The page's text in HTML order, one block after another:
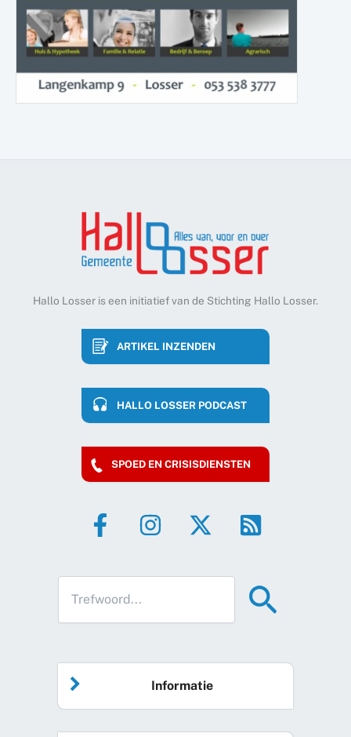
Hallo Losser is een initiatief van de Stichting Hallo Losser.
ARTIKEL INZENDEN
HALLO LOSSER PODCAST
SPOED EN CRISISDIENSTEN
Informatie
Home